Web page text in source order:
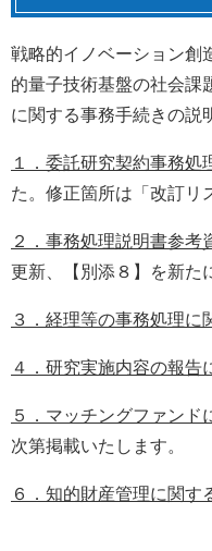
戦略的イノベーション創
的量子技術基盤の社会課
に関する事務手続きの説
１．委託研究契約事務処
た。修正箇所は「改訂
２．事務処理説明書参考
更新、【別添８】を新た
３．経理等の事務処理に
４．研究実施内容の報
５．マッチングファンド
次第掲載いたします。
６．知的財産管理に関す